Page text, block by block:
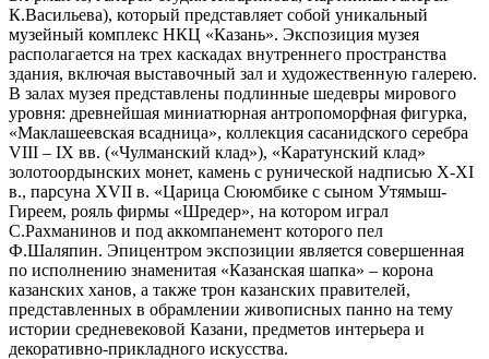
К.Васильева), который представляет собой уникальный
музейный комплекс НКЦ «Казань». Экспозиция музея
располагается на трех каскадах внутреннего пространства
здания, включая выставочный зал и художественную галерею.
В залах музея представлены подлинные шедевры мирового
уровня: древнейшая миниатюрная антропоморфная фигурка,
«Маклашеевская всадница», коллекция сасанидского серебра
VIII – IX вв. («Чулманский клад»), «Каратунский клад»
золотоордынских монет, камень с рунической надписью X-XI
в., парсуна XVII в. «Царица Сююмбике с сыном Утямыш-
Гиреем, рояль фирмы «Шредер», на котором играл
C.Рахманинов и под аккомпанемент которого пел
Ф.Шаляпин. Эпицентром экспозиции является совершенная
по исполнению знаменитая «Казанская шапка» – корона
казанских ханов, а также трон казанских правителей,
представленных в обрамлении живописных панно на тему
истории средневековой Казани, предметов интерьера и
декоративно-прикладного искусства.